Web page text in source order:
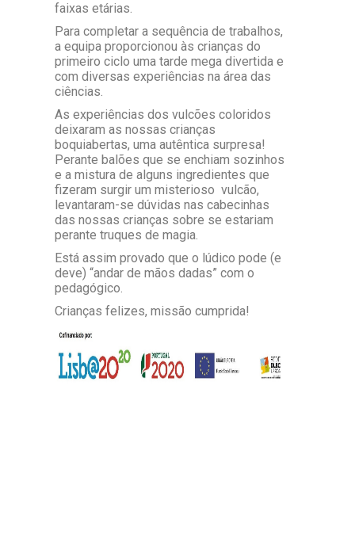
faixas etárias.
Para completar a sequência de trabalhos,
a equipa proporcionou às crianças do
primeiro ciclo uma tarde mega divertida e
com diversas experiências na área das
ciências.
As experiências dos vulcões coloridos
deixaram as nossas crianças
boquiabertas, uma autêntica surpresa!
Perante balões que se enchiam sozinhos
e a mistura de alguns ingredientes que
fizeram surgir um misterioso vulcão,
levantaram-se dúvidas nas cabecinhas
das nossas crianças sobre se estariam
perante truques de magia.
Está assim provado que o lúdico pode (e
deve) “andar de mãos dadas” com o
pedagógico.
Crianças felizes, missão cumprida!